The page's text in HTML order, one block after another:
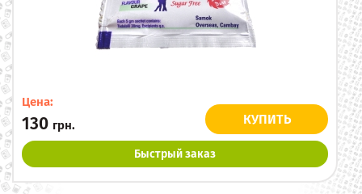
Цена:
130 грн. КУПИТЬ
Быстрый заказ